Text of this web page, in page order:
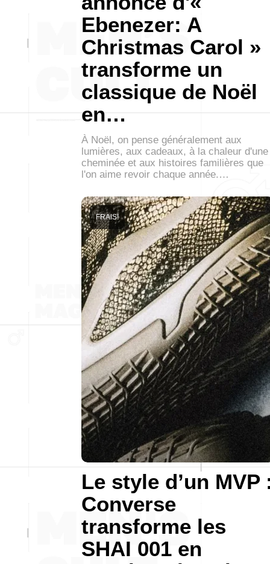
Ebenezer: A
Christmas Carol »
transforme un
classique de Noël
en…
À Noël, on pense généralement aux
lumières, aux cadeaux, à la chaleur d'une
cheminée et aux histoires familières que
l'on aime revoir chaque année.…
Le style d’un MVP
Converse
transforme les
SHAI 001 en
FRAIS!